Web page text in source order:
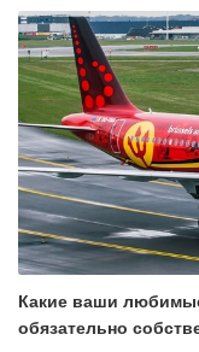
Какие ваши
обязательно